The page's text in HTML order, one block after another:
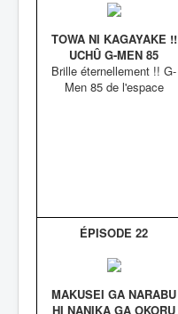
TOWA NI KAGAYAKE !!
UCHÛ G-MEN 85
Brille éternellement !! G-
Men 85 de l'espace
ÉPISODE 22
MAKUSEI GA NARABU
HI NANIKA GA OKORU